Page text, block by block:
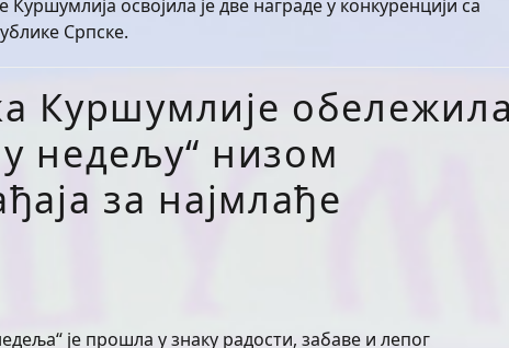
освојила је две награде у конкуренцији са
Српске.
Куршумлије
недељу“ низом
за најмлађе
је прошла у знаку радости, забаве и лепог